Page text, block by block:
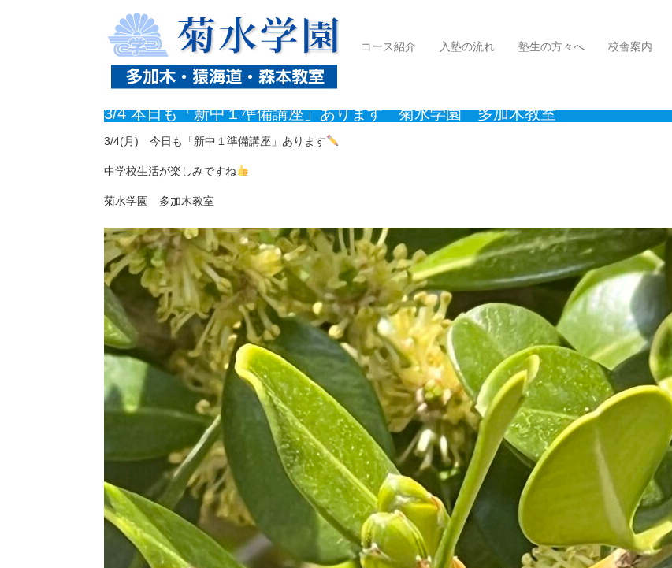
コース紹介 入塾の流れ 塾生の方々へ 校舎案内
ホーム ニュース 3/4 本日も「新中１準備講座」あります 菊水学園 多加木教室
3/4 本日も「新中１準備講座」あります 菊水学園 多加木教室
3/4(月) 今日も「新中１準備講座」あります
中学校生活が楽しみですね
菊水学園 多加木教室